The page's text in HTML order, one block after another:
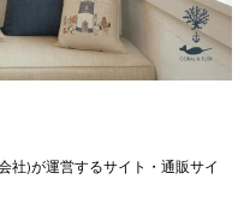
社)が運営するサイト・通販サイ